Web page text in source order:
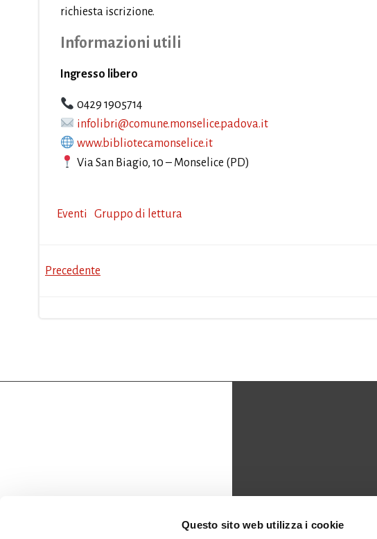
Questo sito web utilizza i cookie
richiesta iscrizione.
Informazioni utili
Ingresso libero
0429 1905714
infolibri@comune.monselice.padova.it
www.bibliotecamonselice.it
Via San Biagio, 10 – Monselice (PD)
Eventi Gruppo di lettura
Post
Precedente